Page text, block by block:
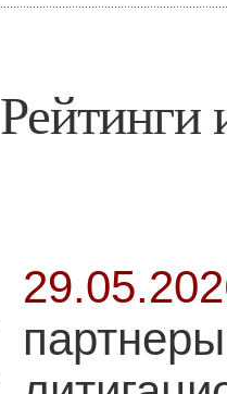
Рейтинги